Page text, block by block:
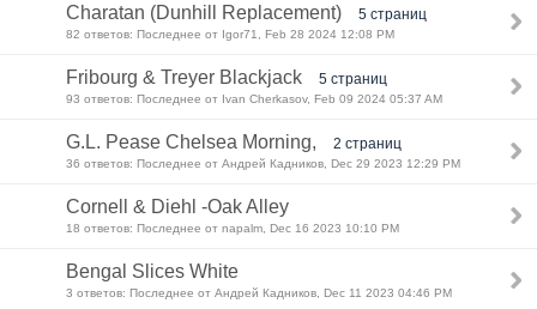
Charatan (Dunhill Replacement) 5 страниц
82 ответов: Последнее от Igor71, Feb 28 2024 12:08 PM
Fribourg & Treyer Blackjack 5 страниц
93 ответов: Последнее от Ivan Cherkasov, Feb 09 2024 05:37 AM
G.L. Pease Chelsea Morning, 2 страниц
36 ответов: Последнее от Андрей Кадников, Dec 29 2023 12:29 PM
Cornell & Diehl -Oak Alley
18 ответов: Последнее от napalm, Dec 16 2023 10:10 PM
Bengal Slices White
3 ответов: Последнее от Андрей Кадников, Dec 11 2023 04:46 PM